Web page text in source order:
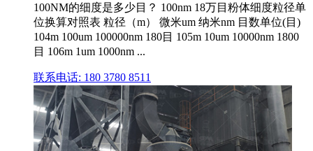
100NM的细度是多少目？ 100nm 18万目粉体细度粒径单
位换算对照表 粒径（m） 微米um 纳米nm 目数单位(目)
104m 100um 100000nm 180目 105m 10um 10000nm 1800
目 106m 1um 1000nm ...
联系电话: 180 3780 8511